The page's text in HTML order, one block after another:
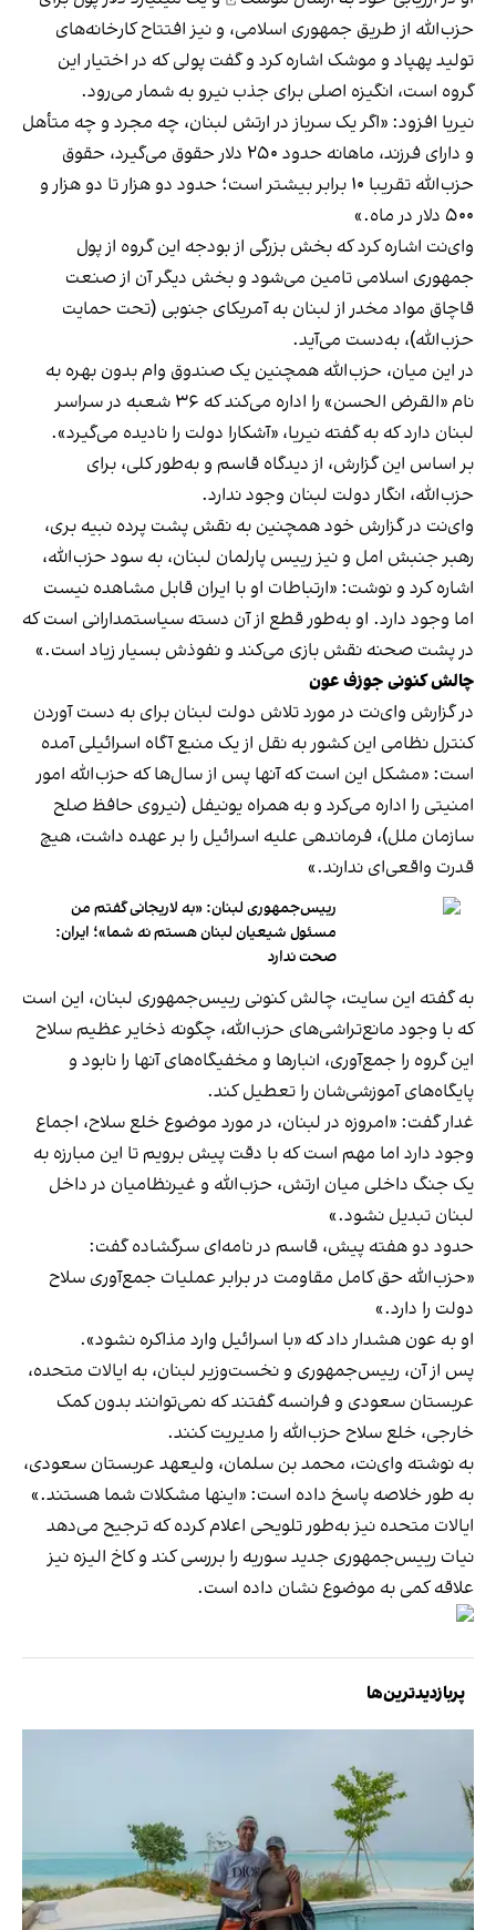
حزب‌الله از طریق جمهوری اسلامی، و نیز افتتاح کارخانه‌های
تولید پهپاد و موشک اشاره کرد و گفت پولی که در اختیار این
گروه است، انگیزه اصلی برای جذب نیرو به شمار می‌رود.
نیریا افزود: «اگر یک سرباز در ارتش لبنان، چه مجرد و چه متأهل
و دارای فرزند، ماهانه حدود ۲۵۰ دلار حقوق می‌گیرد، حقوق
حزب‌الله تقریبا ۱۰ برابر بیشتر است؛ حدود دو هزار تا دو هزار و
۵۰۰ دلار در ماه.»
وای‌نت اشاره کرد که بخش بزرگی از بودجه این گروه از پول
جمهوری اسلامی تامین می‌شود و بخش دیگر آن از صنعت
قاچاق مواد مخدر از لبنان به آمریکای جنوبی (تحت حمایت
حزب‌الله)، به‌دست می‌آید.
در این میان، حزب‌الله همچنین یک صندوق وام بدون بهره به
نام «القرض الحسن» را اداره می‌کند که ۳۶ شعبه در سراسر
لبنان دارد که به گفته نیریا، «آشکارا دولت را نادیده می‌گیرد».
بر اساس این گزارش، از دیدگاه قاسم و به‌طور کلی، برای
حزب‌الله، انگار دولت لبنان وجود ندارد.
وای‌نت در گزارش خود همچنین به نقش پشت پرده نبیه بری،
رهبر جنبش امل و نیز رییس پارلمان لبنان، به سود حزب‌الله،
اشاره کرد و نوشت: «ارتباطات او با ایران قابل مشاهده نیست
اما وجود دارد. او به‌طور قطع از آن دسته سیاستمدارانی است که
در پشت صحنه نقش بازی می‌کند و نفوذش بسیار زیاد است.»
چالش کنونی جوزف عون
در گزارش وای‌نت در مورد تلاش دولت لبنان برای به دست آوردن
کنترل نظامی این کشور به نقل از یک منبع آگاه اسرائیلی آمده
است: «مشکل این است که آنها پس از سال‌ها که حزب‌الله امور
امنیتی را اداره می‌کرد و به همراه یونیفل (نیروی حافظ صلح
سازمان ملل)، فرماندهی علیه اسرائیل را بر عهده داشت، هیچ
قدرت واقعی‌ای ندارند.»
رییس‌جمهوری لبنان: «به لاریجانی گفتم من
مسئول شیعیان لبنان هستم نه شما»؛ ایران:
صحت ندارد
به گفته این سایت، چالش کنونی رییس‌جمهوری لبنان، این است
که با وجود مانع‌تراشی‌های حزب‌الله، چگونه ذخایر عظیم سلاح
این گروه را جمع‌آوری، انبارها و مخفیگاه‌های آنها را نابود و
پایگاه‌های آموزشی‌‌شان را تعطیل کند.
غدار گفت: «امروزه در لبنان،‌ در مورد موضوع خلع سلاح، اجماع
وجود دارد اما مهم است که با دقت پیش برویم تا این مبارزه به
یک جنگ داخلی میان ارتش، حزب‌الله و غیرنظامیان در داخل
لبنان تبدیل نشود.»
حدود دو هفته پیش، قاسم در نامه‌ای سرگشاده گفت:
«حزب‌الله حق کامل مقاومت در برابر عملیات جمع‌آوری سلاح
دولت را دارد.»
او به عون هشدار داد که «با اسرائیل وارد مذاکره نشود».
پس از آن، رییس‌جمهوری و نخست‌وزیر لبنان، به ایالات متحده،
عربستان سعودی و فرانسه گفتند که نمی‌توانند بدون کمک
خارجی، خلع سلاح حزب‌الله را مدیریت کنند.
به نوشته وای‌نت، محمد بن سلمان، ولیعهد عربستان سعودی،
به طور خلاصه پاسخ داده است: «اینها مشکلات شما هستند.»
ایالات متحده نیز به‌طور تلویحی اعلام کرده که ترجیح می‌دهد
نیات رییس‌جمهوری جدید سوریه را بررسی کند و کاخ الیزه نیز
علاقه کمی به موضوع نشان داده است.
پربازدیدترین‌ها